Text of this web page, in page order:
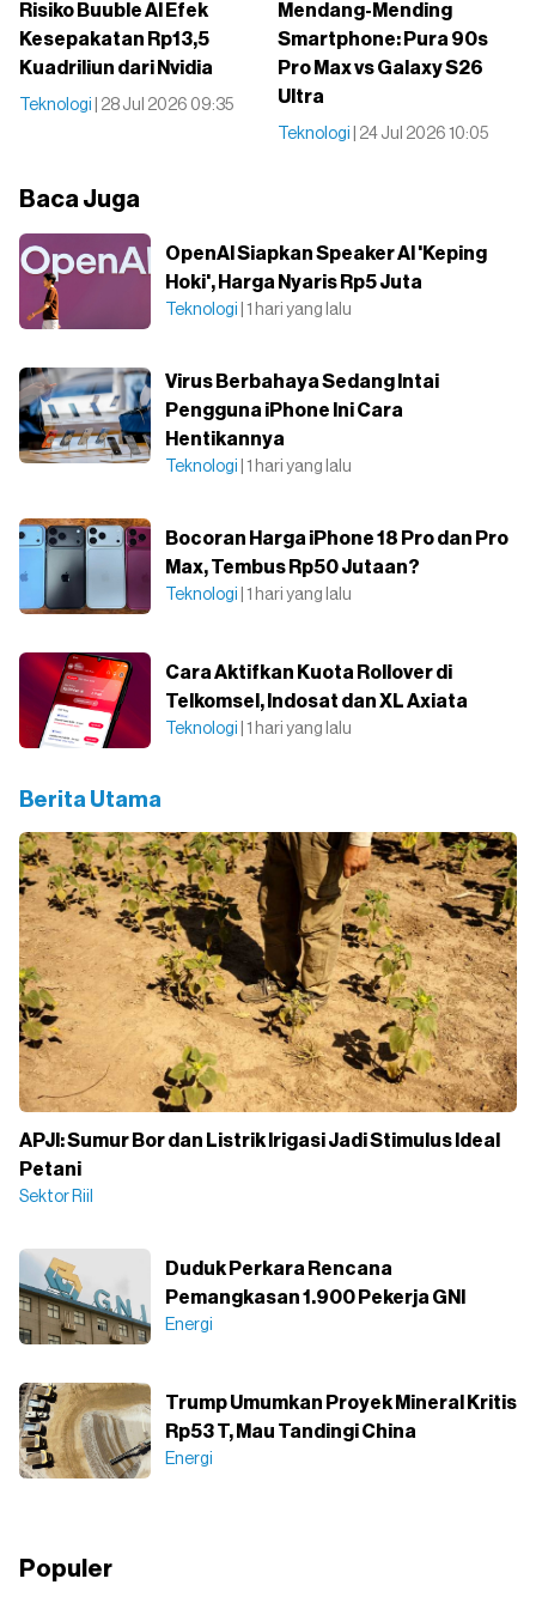
Risiko Buuble AI Efek
Kesepakatan Rp13,5
Kuadriliun dari Nvidia
Teknologi | 28 Jul 2026 09:35
Mendang-Mending
Smartphone: Pura 90s
Pro Max vs Galaxy S26
Ultra
Teknologi | 24 Jul 2026 10:05
Baca Juga
OpenAI Siapkan Speaker AI 'Keping
Hoki', Harga Nyaris Rp5 Juta
Teknologi | 1 hari yang lalu
Virus Berbahaya Sedang Intai
Pengguna iPhone Ini Cara
Hentikannya
Teknologi | 1 hari yang lalu
Bocoran Harga iPhone 18 Pro dan Pro
Max, Tembus Rp50 Jutaan?
Teknologi | 1 hari yang lalu
Cara Aktifkan Kuota Rollover di
Telkomsel, Indosat dan XL Axiata
Teknologi | 1 hari yang lalu
Berita Utama
APJI: Sumur Bor dan Listrik Irigasi Jadi Stimulus Ideal
Petani
Sektor Riil
Duduk Perkara Rencana
Pemangkasan 1.900 Pekerja GNI
Energi
Trump Umumkan Proyek Mineral Kritis
Rp53 T, Mau Tandingi China
Energi
Populer